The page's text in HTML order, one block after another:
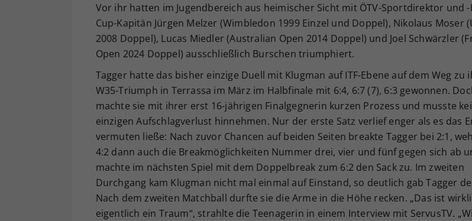
Vor ihr hatten im Jugendbereich aus heimischer Sicht mit ÖTV-Sportdirektor und -
Cup-Kapitän Jürgen Melzer (Wimbledon 1999 Einzel und Doppel), Nikolaus Moser
2008 Doppel), Lucas Miedler (Australian Open 2014 Doppel) und Joel Schwärzler
Open 2024 Doppel) ausschließlich Burschen triumphiert.
Tagger hatte das bisher einzige Duell mit Klugman auf ITF-Ebene auf dem Weg zu
W35-Triumph in Terrassa im März im Halbfinale mit 6:4, 6:7 (7), 6:3 gewonnen.
machte sie mit ihrer erst 16-jährigen Finalgegnerin kurzen Prozess und musste
einzigen Aufschlagverlust hinnehmen. Nur der erste Satz verlief enger als es das
vermuten ließe: Nach zuvor Chancen auf beiden Seiten breakte Tagger bei 2:1,
4:2 dann auch die Breakmöglichkeiten Nummer drei, vier und fünf gegen sich ab
machte im nächsten Spiel mit dem Doppelbreak zum 6:2 den Sack zu. Im zweiten
Durchgang kam Klugman nicht mal einmal auf Einstand, so deutlich gab Tagger
Nach dem zweiten Matchball durfte sie die Arme in die Höhe recken. „Das ist
eigentlich ein Traum“, strahlte die Teenagerin in einem Interview mit ServusTV.